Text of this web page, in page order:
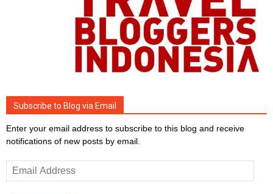
Subscribe to Blog via Email
Enter your email address to subscribe to this blog and receive
notifications of new posts by email.
Email
Address